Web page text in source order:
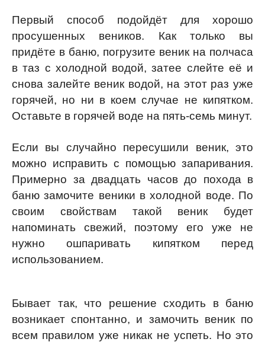
Первый способ подойдёт для хорошо
просушенных веников. Как только вы
придёте в баню, погрузите веник на полчаса
в таз с холодной водой, затее слейте её и
снова залейте веник водой, на этот раз уже
горячей, но ни в коем случае не кипятком.
Оставьте в горячей воде на пять-семь минут.
Если вы случайно пересушили веник, это
можно исправить с помощью запаривания.
Примерно за двадцать часов до похода в
баню замочите веники в холодной воде. По
своим свойствам такой веник будет
напоминать свежий, поэтому его уже не
нужно ошпаривать кипятком перед
использованием.
Бывает так, что решение сходить в баню
возникает спонтанно, и замочить веник по
всем правилом уже никак не успеть. Но это